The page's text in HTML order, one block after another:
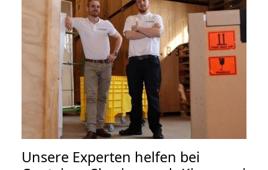
Unsere Experten helfen bei